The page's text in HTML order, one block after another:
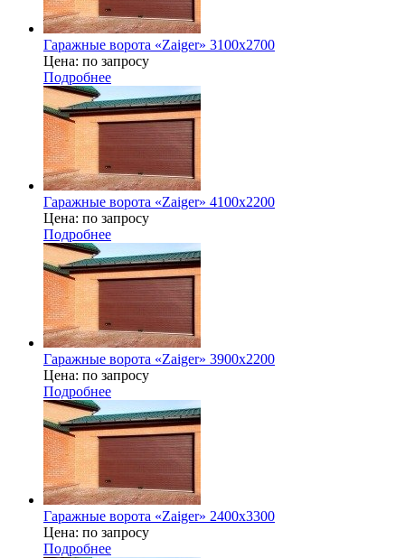
Гаражные ворота «Zaiger» 3100x2700
Цена: по запросу
Подробнее
Гаражные ворота «Zaiger» 4100х2200
Цена: по запросу
Подробнее
Гаражные ворота «Zaiger» 3900х2200
Цена: по запросу
Подробнее
Гаражные ворота «Zaiger» 2400x3300
Цена: по запросу
Подробнее